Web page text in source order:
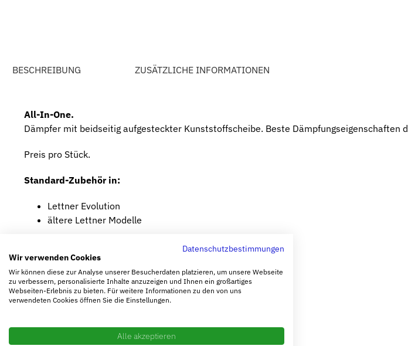
BESCHREIBUNG ZUSÄTZLICHE INFORMATIONEN
All-In-One.
Dämpfer mit beidseitig aufgesteckter Kunststoffscheibe. Beste Dämpfungseigenschaften
Preis pro Stück.
Standard-Zubehör in:
Lettner Evolution
ältere Lettner Modelle
Gewicht
Datenschutzbestimmungen
Wir verwenden Cookies
Wir können diese zur Analyse unserer Besucherdaten platzieren, um unsere Webseite
zu verbessern, personalisierte Inhalte anzuzeigen und Ihnen ein großartiges
Webseiten-Erlebnis zu bieten. Für weitere Informationen zu den von uns
verwendeten Cookies öffnen Sie die Einstellungen.
Alle akzeptieren